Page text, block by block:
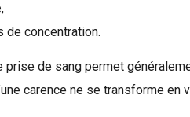
de concentration.
prise de sang permet
carence ne se transforme